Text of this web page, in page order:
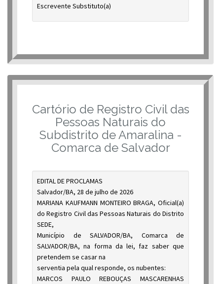
Escrevente Substituto(a)
Cartório de Registro Civil das
Pessoas Naturais do
Subdistrito de Amaralina -
Comarca de Salvador
EDITAL DE PROCLAMAS
Salvador/BA, 28 de julho de 2026
MARIANA KAUFMANN MONTEIRO BRAGA, Oficial(a)
do Registro Civil das Pessoas Naturais do Distrito
SEDE,
Município de SALVADOR/BA, Comarca de
SALVADOR/BA, na forma da lei, faz saber que
pretendem se casar na
serventia pela qual responde, os nubentes:
MARCOS PAULO REBOUÇAS MASCARENHAS